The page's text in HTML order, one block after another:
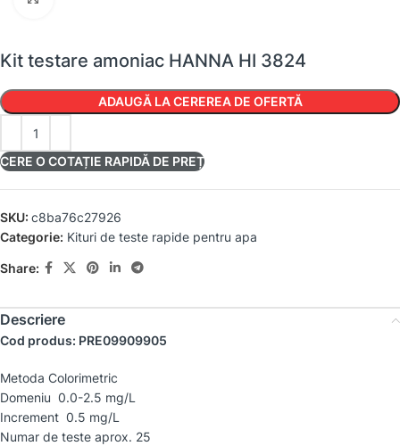
Kit testare amoniac HANNA HI 3824
ADAUGĂ LA CEREREA DE OFERTĂ
CERE O COTAȚIE RAPIDĂ DE PREȚ
SKU: c8ba76c27926
Categorie: Kituri de teste rapide pentru apa
Share:
Descriere
Cod produs: PRE09909905
Metoda Colorimetric
Domeniu 0.0-2.5 mg/L
Increment 0.5 mg/L
Numar de teste aprox. 25